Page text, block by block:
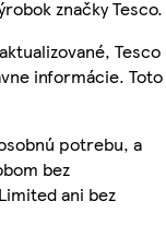
značky Tesco.
Tesco
informácie. Toto
potrebu, a
bez
ani bez